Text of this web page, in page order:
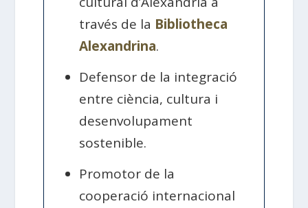
través de la Bibliotheca
Alexandrina.
Defensor de la integració
entre ciència, cultura i
desenvolupament
sostenible.
Promotor de la
cooperació internacional